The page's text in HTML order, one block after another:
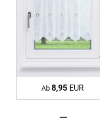
Ab8,95 EUR